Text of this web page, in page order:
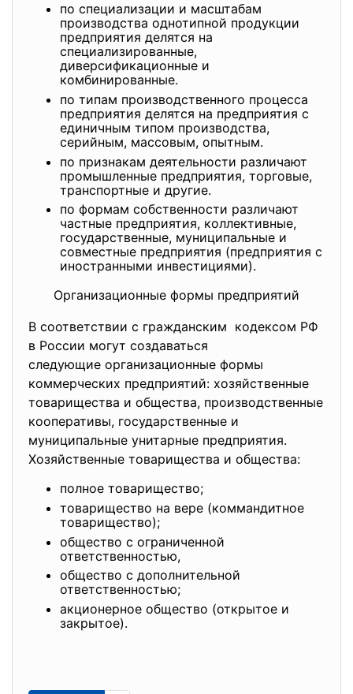
по специализации и масштабам
производства однотипной продукции
предприятия делятся на
специализированные,
диверсификационные и
комбинированные.
по типам производственного процесса
предприятия делятся на предприятия с
единичным типом производства,
серийным, массовым, опытным.
по признакам деятельности различают
промышленные предприятия, торговые,
транспортные и другие.
по формам собственности различают
частные предприятия, коллективные,
государственные, муниципальные и
совместные предприятия (предприятия с
иностранными инвестициями).
Организационные формы предприятий
В соответствии с гражданским кодексом РФ
в России могут создаваться
следующие организационные формы
коммерческих предприятий: хозяйственные
товарищества и общества, производственные
кооперативы, государственные и
муниципальные унитарные предприятия.
Хозяйственные товарищества и общества:
полное товарищество;
товарищество на вере (коммандитное
товарищество);
общество с ограниченной
ответственностью,
общество с дополнительной
ответственностью;
акционерное общество (открытое и
закрытое).